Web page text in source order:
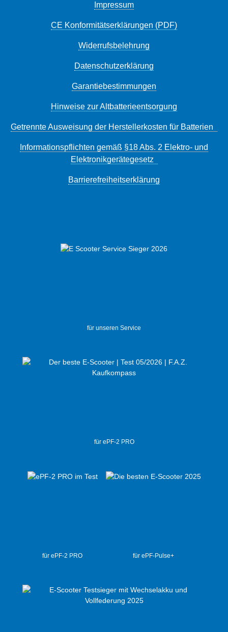
Impressum
CE Konformitätserklärungen (PDF)
Widerrufsbelehrung
Datenschutzerklärung
Garantiebestimmungen
Hinweise zur Altbatterieentsorgung
Getrennte Ausweisung der Herstellerkosten für Batterien
Informationspflichten gemäß §18 Abs. 2 Elektro- und
Elektronikgerätegesetz
Barrierefreiheitserklärung
für unseren Service
für ePF-2 PRO
für ePF-2 PRO für ePF-Pulse+